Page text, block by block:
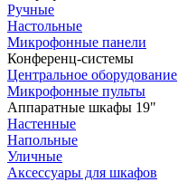
Ручные
Настольные
Микрофонные панели
Конференц-системы
Центральное оборудование
Микрофонные пульты
Аппаратные шкафы 19"
Настенные
Напольные
Уличные
Аксессуары для шкафов